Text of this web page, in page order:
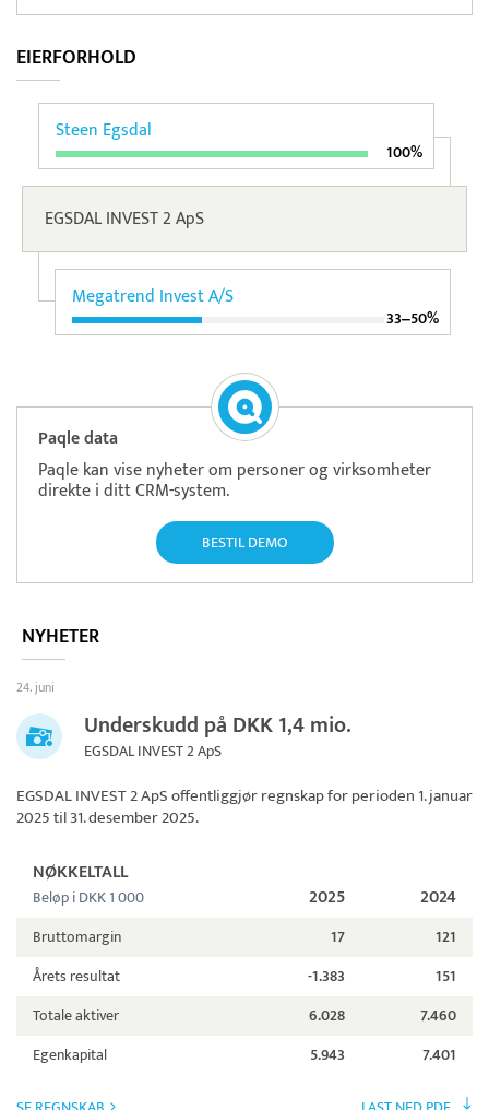
EIERFORHOLD
Steen Egsdal
100%
EGSDAL INVEST 2 ApS
Megatrend Invest A/S
33‒50%
Paqle data
Paqle kan vise nyheter om personer og virksomheter
direkte i ditt CRM-system.
BESTIL DEMO
NYHETER
24. juni
Underskudd på DKK 1,4 mio.
EGSDAL INVEST 2 ApS
EGSDAL INVEST 2 ApSoffentliggjør regnskap for perioden 1. januar
2025 til 31. desember 2025.
NØKKELTALL
Beløp i DKK 1 000 2025 2024
Bruttomargin 17
121
Årets resultat
-1.383
151
Totale aktiver
6.028
7.460
Egenkapital
5.943 7.401